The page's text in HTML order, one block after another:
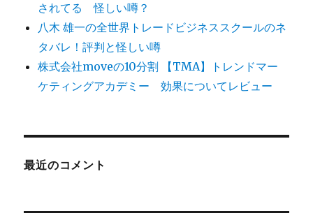
されてる 怪しい噂？
八木 雄一の全世界トレードビジネススクールのネ
タバレ！評判と怪しい噂
株式会社moveの10分割 【TMA】トレンドマー
ケティングアカデミー 効果についてレビュー
最近のコメント